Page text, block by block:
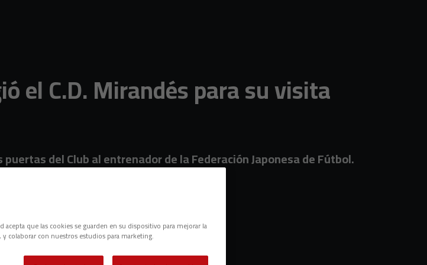
el C.D. Mirandés para su visita
del Club al entrenador de la Federación Japonesa de Fútbol.
acepta que las cookies se guarden en su dispositivo para mejorar la
colaborar con nuestros estudios para marketing.